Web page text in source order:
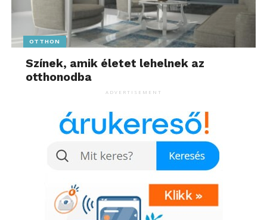
OTTHON
Színek, amik életet lehelnek az
otthonodba
ADVERTISEMENT